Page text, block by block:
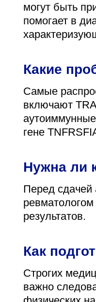
могут быть
помогает в
Какие
Самые
включают
гене
Нужна ли
Перед сдачей
результатов.
Как
Строгих
важно